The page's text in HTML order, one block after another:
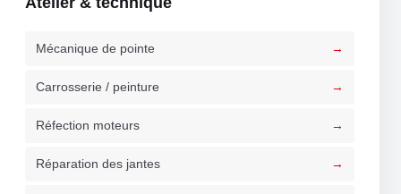
Mécanique de pointe
Carrosserie / peinture
Réfection moteurs
Réparation des jantes